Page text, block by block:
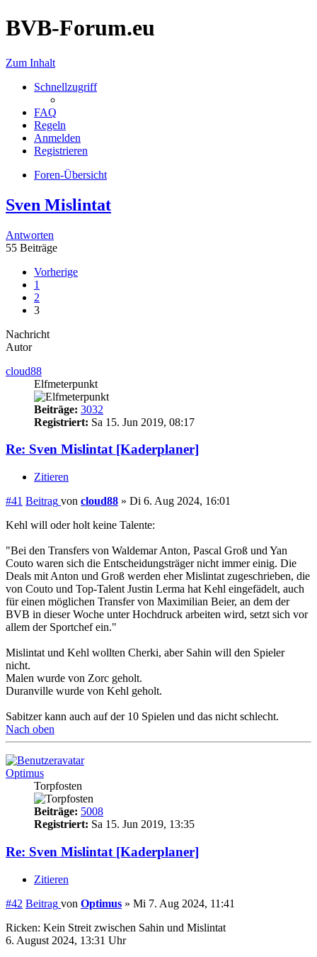
BVB-Forum.eu
Zum Inhalt
Schnellzugriff
FAQ
Regeln
Anmelden
Registrieren
Foren-Übersicht
Sven Mislintat
Antworten
55 Beiträge
Vorherige
1
2
3
Nachricht
Autor
cloud88
Elfmeterpunkt
Beiträge: 3032
Registriert: Sa 15. Jun 2019, 08:17
Re: Sven Mislintat [Kaderplaner]
Zitieren
#41 Beitrag von cloud88 » Di 6. Aug 2024, 16:01
Kehl will oder holt keine Talente:
"Bei den Transfers von Waldemar Anton, Pascal Groß und Yan
Couto waren sich die Entscheidungsträger nicht immer einig. Die
Deals mit Anton und Groß werden eher Mislintat zugeschrieben, die
von Couto und Top-Talent Justin Lerma hat Kehl eingefädelt, auch
für einen möglichen Transfer von Maximilian Beier, an dem der
BVB in dieser Woche unter Hochdruck arbeiten wird, setzt sich vor
allem der Sportchef ein."
Mislintat und Kehl wollten Cherki, aber Sahin will den Spieler
nicht.
Malen wurde von Zorc geholt.
Duranville wurde von Kehl geholt.
Sabitzer kann auch auf der 10 Spielen und das nicht schlecht.
Nach oben
Optimus
Torpfosten
Beiträge: 5008
Registriert: Sa 15. Jun 2019, 13:35
Re: Sven Mislintat [Kaderplaner]
Zitieren
#42 Beitrag von Optimus » Mi 7. Aug 2024, 11:41
Ricken: Kein Streit zwischen Sahin und Mislintat
6. August 2024, 13:31 Uhr